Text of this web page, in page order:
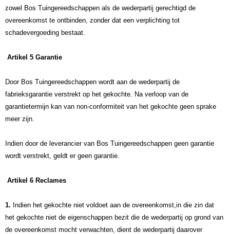
zowel Bos Tuingereedschappen als de wederpartij gerechtigd de
overeenkomst te ontbinden, zonder dat een verplichting tot
schadevergoeding bestaat.
Artikel 5 Garantie
Door Bos Tuingereedschappen wordt aan de wederpartij de
fabrieksgarantie verstrekt op het gekochte. Na verloop van de
garantietermijn kan van non-conformiteit van het gekochte geen sprake
meer zijn.
Indien door de leverancier van Bos Tuingereedschappen geen garantie
wordt verstrekt, geldt er geen garantie.
Artikel 6 Reclames
1. Indien het gekochte niet voldoet aan de overeenkomst,in die zin dat
het gekochte niet de eigenschappen bezit die de wederpartij op grond van
de overeenkomst mocht verwachten, dient de wederpartij daarover